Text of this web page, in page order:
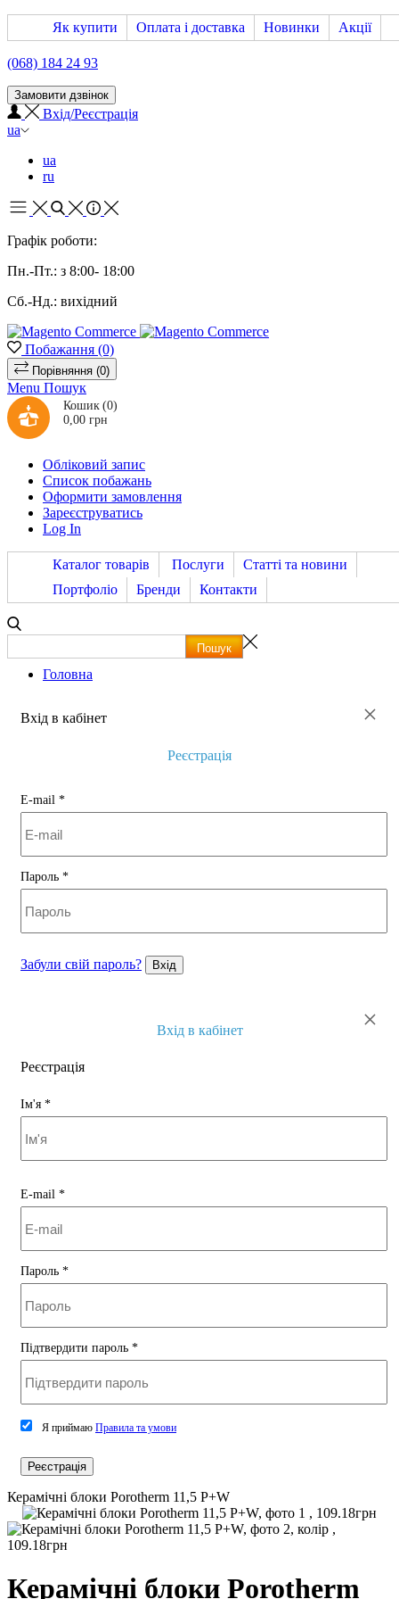
Як купити Оплата і доставка Новинки Акції
(068) 184 24 93
Замовити дзвінок
Вхід/Реєстрація
ua
ua
ru
Графік роботи:
Пн.-Пт.: з 8:00- 18:00
Сб.-Нд.: вихідний
Побажання (0)
Порівняння (0)
Menu Пошук
Кошик (0)
0,00 грн
Обліковий запис
Список побажань
Оформити замовлення
Зареєструватись
Log In
Каталог товарів Послуги
Статті та новини
Портфоліо
Бренди Контакти
Головна
×
Вхід в кабінет
Реєстрація
E-mail *
Пароль *
Забули свій пароль? Вхід
×
Вхід в кабінет
Реєстрація
Ім'я *
E-mail *
Пароль *
Підтвердити пароль *
Я приймаю Правила та умови
Реєстрація
Керамічні блоки Porotherm 11,5 P+W
Керамічні блоки Porotherm